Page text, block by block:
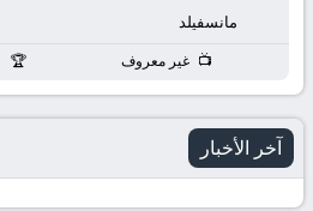
مانسفيلد
غير معروف
آخر الأخبار